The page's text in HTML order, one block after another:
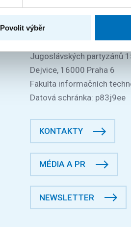
Povolit výběr
DIČ: CZ68407700
České vysoké učení
Jugoslávských partyzánů
Dejvice, 16000 Praha 6
Fakulta informačních
Datová schránka: p83j9ee
KONTAKTY
MÉDIA A PR
NEWSLETTER